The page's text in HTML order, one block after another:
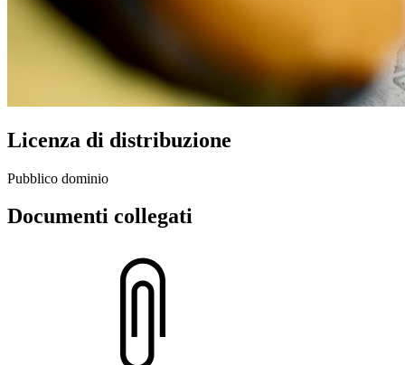
Licenza di distribuzione
Pubblico dominio
Documenti collegati